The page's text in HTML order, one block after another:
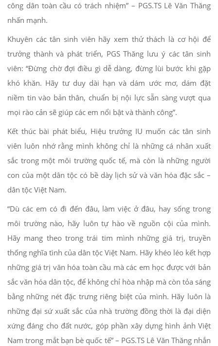
công dân toàn cầu có trách nhiệm” – PGS.TS Lê Văn Thăng
nhấn mạnh.
Khuyên các tân sinh viên hãy xem thử thách là cơ hội để
trưởng thành và phát triển, PGS Thăng lưu ý các tân sinh
viên: “Đừng chờ đợi điều gì dễ dàng, đừng lùi bước khi gặp
khó khăn. Hãy tư duy dài hạn và dám ước mơ, dám đặt
niềm tin vào bản thân, chuẩn bị nội lực sẵn sàng vượt qua
mọi rào cản sẽ giúp các em nổi bật và thành công”.
Kết thúc bài phát biểu, Hiệu trưởng IU muốn các tân sinh
viên luôn nhớ rằng mình không chỉ là những cá nhân xuất
sắc trong một môi trường quốc tế, mà còn là những người
con của một dân tộc có bề dày lịch sử và văn hóa đặc sắc –
dân tộc Việt Nam.
“Dù các em có đi đến đâu, làm việc ở đâu, hay sống trong
môi trường nào, hãy luôn tự hào về nguồn cội của mình.
Hãy mang theo trong trái tim mình những giá trị, truyền
thống nghĩa tình của dân tộc Việt Nam. Hãy khéo léo kết hợp
những giá trị văn hóa toàn cầu mà các em học được với bản
sắc văn hóa dân tộc, để không chỉ hòa nhập mà còn tỏa sáng
bằng những nét đặc trưng riêng biệt của mình. Hãy luôn là
những đại sứ xuất sắc của nhà trường đồng thời là đại diện
xứng đáng cho đất nước, góp phần xây dựng hình ảnh Việt
Nam trong mắt bạn bè quốc tế” – PGS.TS Lê Văn Thăng nhắn